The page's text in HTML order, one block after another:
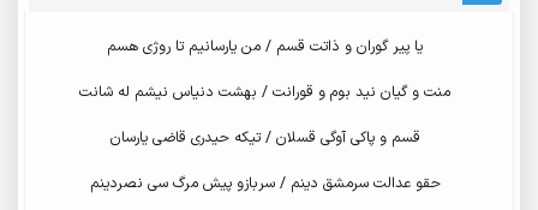
یا پیر گوران و ذاتت قسم / من یارسانیم تا روژی هسم
منت و گیان نید بوم و قورانت / بهشت دنیاس نیشم له شانت
قسم و پاکی آوگی قسلان / تیکه حیدری قاضی یارسان
حقو عدالت سرمشق دینم / سربازو پیش مرگ سی نصردینم